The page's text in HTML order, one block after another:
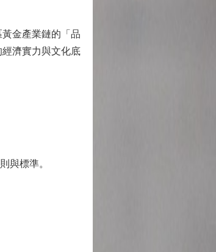
金產業鏈的「品
濟實力與文化底
與標準。